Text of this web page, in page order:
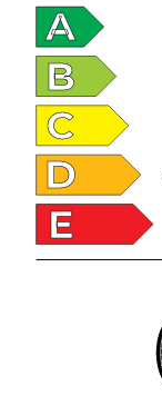
A
B
C
D
E